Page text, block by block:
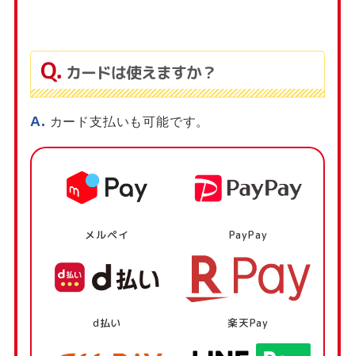
カードは使えますか？
カード支払いも可能です。